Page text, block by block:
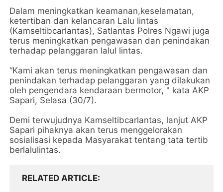
Dalam meningkatkan keamanan,keselamatan,
ketertiban dan kelancaran Lalu lintas
(Kamseltibcarlantas), Satlantas Polres Ngawi juga
terus meningkatkan pengawasan dan penindakan
terhadap pelanggaran lalul lintas.
“Kami akan terus meningkatkan pengawasan dan
penindakan terhadap pelanggaran yang dilakukan
oleh pengendara kendaraan bermotor, " kata AKP
Sapari, Selasa (30/7).
Demi terwujudnya Kamseltibcarlantas, lanjut AKP
Sapari pihaknya akan terus menggelorakan
sosialisasi kepada Masyarakat tentang tata tertib
berlalulintas.
RELATED ARTICLE